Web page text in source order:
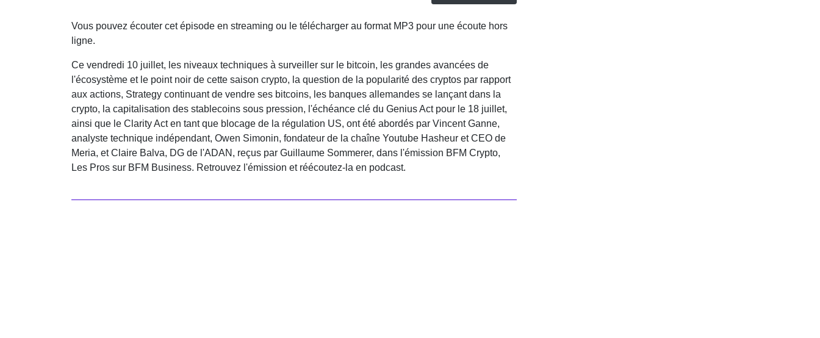
Vous pouvez écouter cet épisode en streaming ou le télécharger au format MP3 pour une écoute hors
ligne.
Ce vendredi 10 juillet, les niveaux techniques à surveiller sur le bitcoin, les grandes avancées de
l'écosystème et le point noir de cette saison crypto, la question de la popularité des cryptos par rapport
aux actions, Strategy continuant de vendre ses bitcoins, les banques allemandes se lançant dans la
crypto, la capitalisation des stablecoins sous pression, l'échéance clé du Genius Act pour le 18 juillet,
ainsi que le Clarity Act en tant que blocage de la régulation US, ont été abordés par Vincent Ganne,
analyste technique indépendant, Owen Simonin, fondateur de la chaîne Youtube Hasheur et CEO de
Meria, et Claire Balva, DG de l'ADAN, reçus par Guillaume Sommerer, dans l'émission BFM Crypto,
Les Pros sur BFM Business. Retrouvez l'émission et réécoutez-la en podcast.